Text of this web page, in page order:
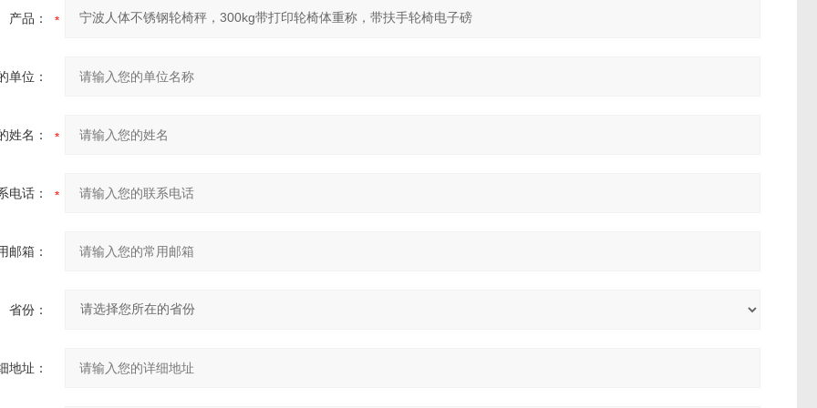
产品：
单位：
姓名：
电话：
邮箱：
省份：
地址：